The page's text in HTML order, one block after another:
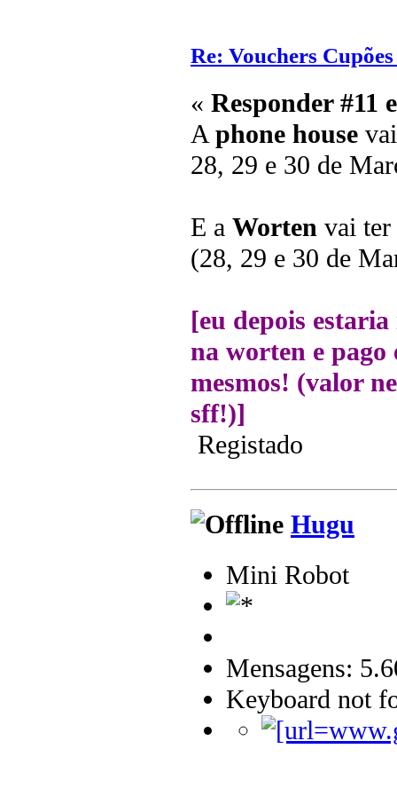
Re: Vouchers
« Responder #11
Aphone house
28, 29 e 30 de
E a Worten vai ter
(28, 29 e 30 de
[eu depois estaria
na worten e
mesmos! (valor
sff!)]
Registado
Hugu
Mini Robot
Mensagens:
Keyboard not